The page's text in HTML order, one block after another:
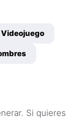
Si quieres